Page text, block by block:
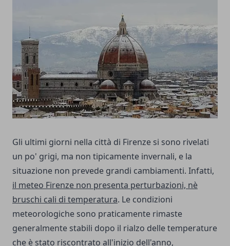
Gli ultimi giorni nella città di Firenze si sono rivelati
un po' grigi, ma non tipicamente invernali, e la
situazione non prevede grandi cambiamenti. Infatti,
il meteo Firenze non presenta perturbazioni, nè
bruschi cali di temperatura. Le condizioni
meteorologiche sono praticamente rimaste
generalmente stabili dopo il rialzo delle temperature
che è stato riscontrato all'inizio dell'anno,